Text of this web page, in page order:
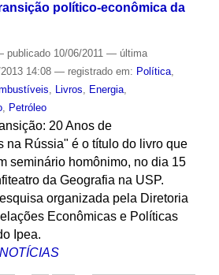
político-econômica da
publicado10/06/2011 — última
14:08 — registrado em: Política,
, Livros, Energia,
, Petróleo
20 Anos de
na Rússia" é o título do livro que
seminário homônimo, no dia 15
da Geografia na USP.
organizada pela Diretoria
Econômicas e Políticas
Ipea.
NOTÍCIAS